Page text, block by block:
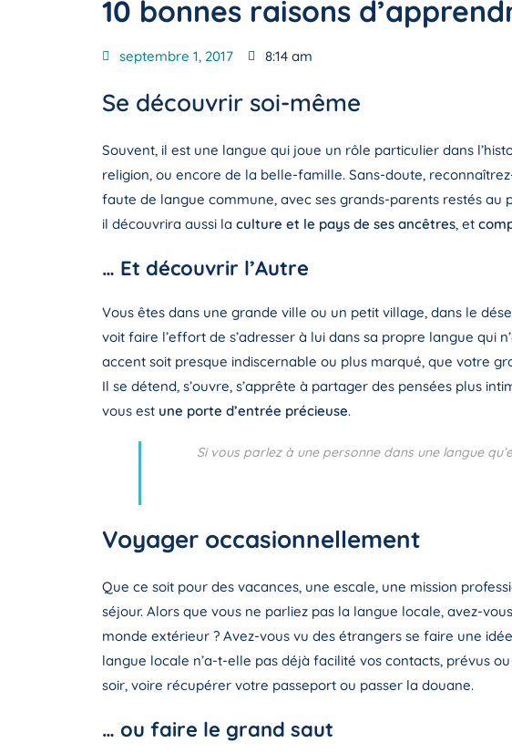
10 bonnes raisons
septembre 1, 2017 8:14 am
Se découvrir soi-même
Souvent, il est une langue qui joue un rôle particulier dans
religion, ou encore de la belle-famille. Sans-doute,
faute de langue commune, avec ses grands-parents restés au
il découvrira aussi la culture et le pays de ses ancêtres, et
… Et découvrir l’Autre
Vous êtes dans une grande ville ou un petit village, dans le
voit faire l’effort de s’adresser à lui dans sa propre langue qui
accent soit presque indiscernable ou plus marqué, que votre
Il se détend, s’ouvre, s’apprête à partager des pensées plus
vous est une porte d’entrée précieuse.
Si vous parlez à une personne dans une langue
Voyager occasionnellement
Que ce soit pour des vacances, une escale, une mission
séjour. Alors que vous ne parliez pas la langue locale, avez-
monde extérieur ? Avez-vous vu des étrangers se faire une
langue locale n’a-t-elle pas déjà facilité vos contacts, prévus
soir, voire récupérer votre passeport ou passer la douane.
… ou faire le grand saut